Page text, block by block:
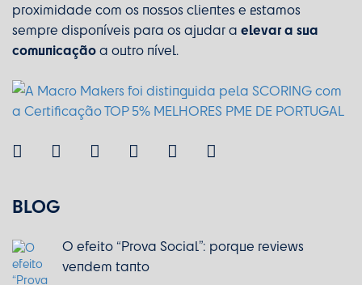
proximidade com os nossos clientes e estamos
sempre disponíveis para os ajudar a elevar a sua
comunicaçãoa outro nível.
BLOG
O efeito “Prova Social”: porque reviews
vendem tanto